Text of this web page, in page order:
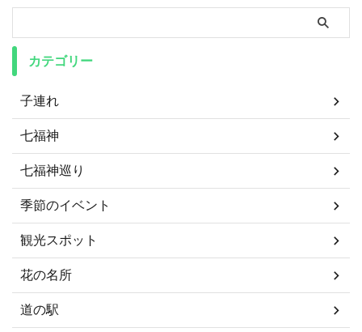
カテゴリー
子連れ
七福神
七福神巡り
季節のイベント
観光スポット
花の名所
道の駅